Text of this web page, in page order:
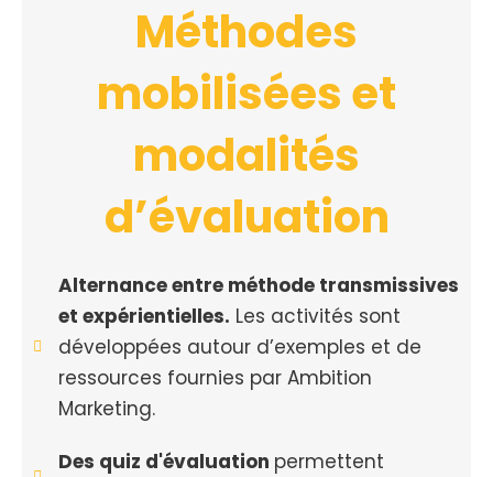
Méthodes
mobilisées et
modalités
d’évaluation
Alternance entre méthode transmissives
et expérientielles. Les activités sont
développées autour d’exemples et de
ressources fournies par Ambition
Marketing.
Des quiz d'évaluation permettent